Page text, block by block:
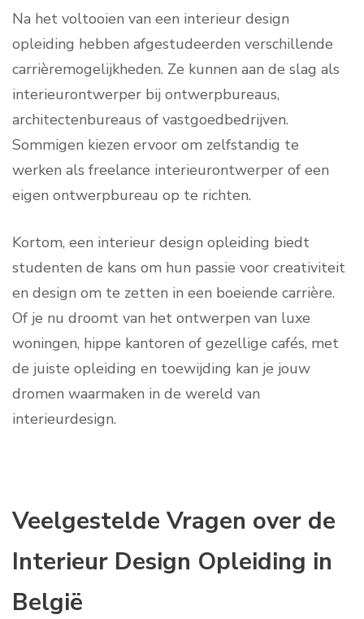
Na het voltooien van een interieur design
opleiding hebben afgestudeerden verschillende
carrièremogelijkheden. Ze kunnen aan de slag als
interieurontwerper bij ontwerpbureaus,
architectenbureaus of vastgoedbedrijven.
Sommigen kiezen ervoor om zelfstandig te
werken als freelance interieurontwerper of een
eigen ontwerpbureau op te richten.
Kortom, een interieur design opleiding biedt
studenten de kans om hun passie voor creativiteit
en design om te zetten in een boeiende carrière.
Of je nu droomt van het ontwerpen van luxe
woningen, hippe kantoren of gezellige cafés, met
de juiste opleiding en toewijding kan je jouw
dromen waarmaken in de wereld van
interieurdesign.
Veelgestelde Vragen over de
Interieur Design Opleiding in
België